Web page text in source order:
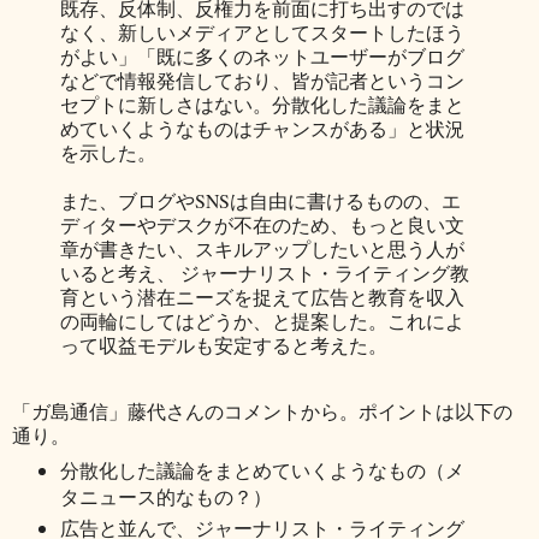
既存、反体制、反権力を前面に打ち出すのでは
なく、新しいメディアとしてスタートしたほう
がよい」「既に多くのネットユーザーがブログ
などで情報発信しており、皆が記者というコン
セプトに新しさはない。分散化した議論をまと
めていくようなものはチャンスがある」と状況
を示した。
また、ブログやSNSは自由に書けるものの、エ
ディターやデスクが不在のため、もっと良い文
章が書きたい、スキルアップしたいと思う人が
いると考え、 ジャーナリスト・ライティング教
育という潜在ニーズを捉えて広告と教育を収入
の両輪にしてはどうか、と提案した。これによ
って収益モデルも安定すると考えた。
「ガ島通信」藤代さんのコメントから。ポイントは以下の
通り。
分散化した議論をまとめていくようなもの（メ
タニュース的なもの？）
広告と並んで、ジャーナリスト・ライティング